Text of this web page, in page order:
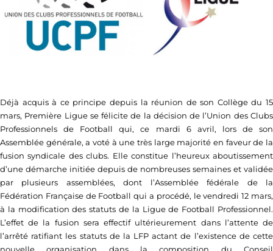
Déjà acquis à ce principe depuis la réunion de son Collège du 15
mars, Première Ligue se félicite de la décision de l’Union des Clubs
Professionnels de Football qui, ce mardi 6 avril, lors de son
Assemblée générale, a voté à une très large majorité en faveur de la
fusion syndicale des clubs. Elle constitue l’heureux aboutissement
d’une démarche initiée depuis de nombreuses semaines et validée
par plusieurs assemblées, dont l’Assemblée fédérale de la
Fédération Française de Football qui a procédé, le vendredi 12 mars,
à la modification des statuts de la Ligue de Football Professionnel.
L’effet de la fusion sera effectif ultérieurement dans l’attente de
l’arrêté ratifiant les statuts de la LFP actant de l’existence de cette